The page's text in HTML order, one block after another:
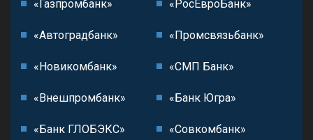
«Газпромбанк» «РосЕвроБанк»
«Автоградбанк» «Промсвязьбанк»
«Новикомбанк» «СМП Банк»
«Внешпромбанк» «Банк Югра»
«Банк ГЛОБЭКС» «Совкомбанк»